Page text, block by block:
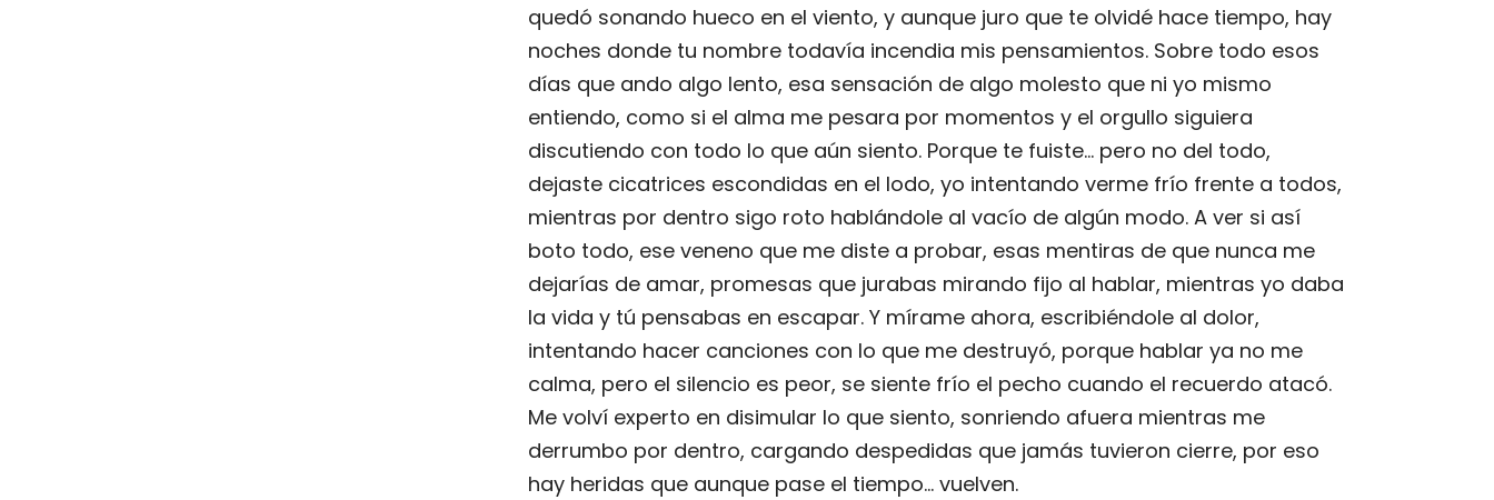
quedó sonando hueco en el viento, y aunque juro que te olvidé hace tiempo, hay
noches donde tu nombre todavía incendia mis pensamientos. Sobre todo esos
días que ando algo lento, esa sensación de algo molesto que ni yo mismo
entiendo, como si el alma me pesara por momentos y el orgullo siguiera
discutiendo con todo lo que aún siento. Porque te fuiste… pero no del todo,
dejaste cicatrices escondidas en el lodo, yo intentando verme frío frente a todos,
mientras por dentro sigo roto hablándole al vacío de algún modo. A ver si así
boto todo, ese veneno que me diste a probar, esas mentiras de que nunca me
dejarías de amar, promesas que jurabas mirando fijo al hablar, mientras yo daba
la vida y tú pensabas en escapar. Y mírame ahora, escribiéndole al dolor,
intentando hacer canciones con lo que me destruyó, porque hablar ya no me
calma, pero el silencio es peor, se siente frío el pecho cuando el recuerdo atacó.
Me volví experto en disimular lo que siento, sonriendo afuera mientras me
derrumbo por dentro, cargando despedidas que jamás tuvieron cierre, por eso
hay heridas que aunque pase el tiempo… vuelven.